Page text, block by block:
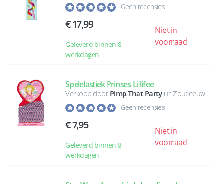
Geen recensies
17,99
Geleverd binnen 8
werkdagen
Niet in
voorraad
Spelelastiek Prinses Lillifee
Verkoop door Pimp That Partyuit Zoutleeuw
Geen recensies
7,95
Geleverd binnen 8
werkdagen
Niet in
voorraad